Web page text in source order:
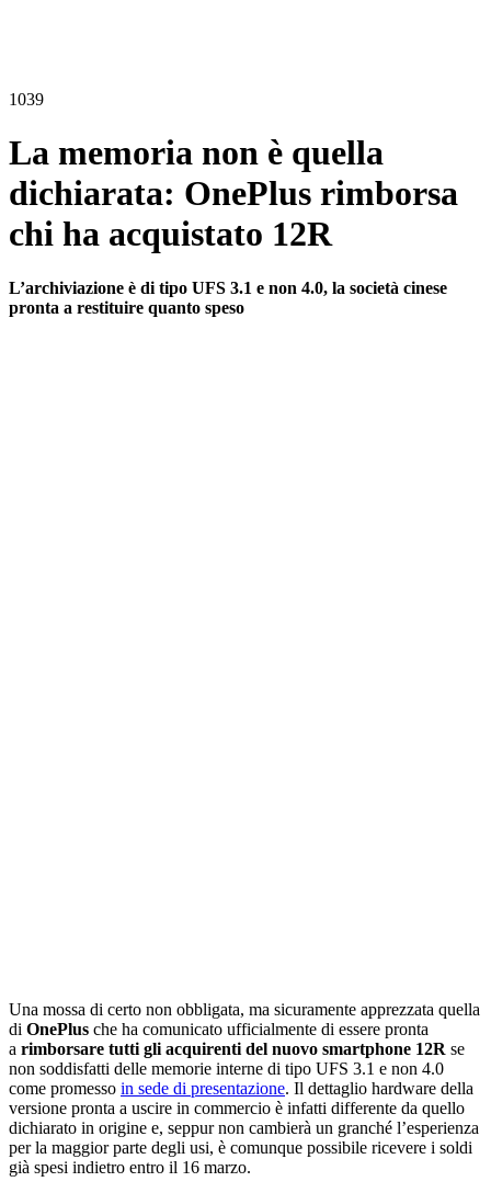
1039
La memoria non è quella
dichiarata: OnePlus rimborsa
chi ha acquistato 12R
L’archiviazione è di tipo UFS 3.1 e non 4.0, la società cinese
pronta a restituire quanto speso
Una mossa di certo non obbligata, ma sicuramente apprezzata quella
di OnePlus che ha comunicato ufficialmente di essere pronta
a rimborsare tutti gli acquirenti del nuovo smartphone 12R se
non soddisfatti delle memorie interne di tipo UFS 3.1 e non 4.0
come promesso in sede di presentazione. Il dettaglio hardware della
versione pronta a uscire in commercio è infatti differente da quello
dichiarato in origine e, seppur non cambierà un granché l’esperienza
per la maggior parte degli usi, è comunque possibile ricevere i soldi
già spesi indietro entro il 16 marzo.